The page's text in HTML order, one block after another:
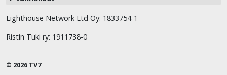
Lighthouse Network Ltd Oy: 1833754-1
Ristin Tuki ry: 1911738-0
© 2026 TV7